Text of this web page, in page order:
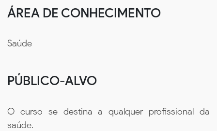
ÁREA DE CONHECIMENTO
Saúde
PÚBLICO-ALVO
O curso se destina a qualquer profissional da
saúde.